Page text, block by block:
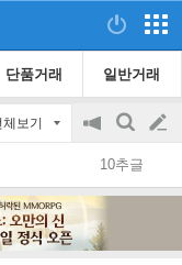
단품거래 일반거래
체보기
공
지
on/off
검
색
글
쓰
10추글